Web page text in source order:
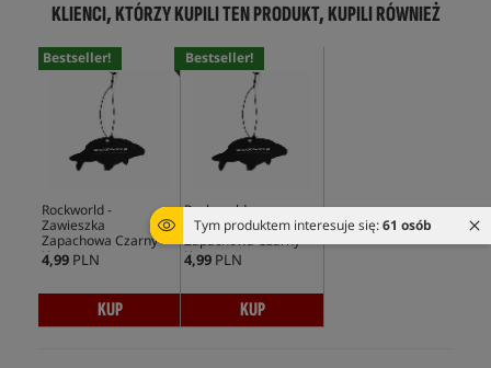
Tym produktem interesuje się:61 osób
KLIENCI, KTÓRZY KUPILI TEN PRODUKT, KUPILI RÓWNIEŻ
Bestseller!
Rockworld -
Zawieszka
Zapachowa Czarny
Karp
4,99 PLN
KUP
Bestseller!
Rockworld -
Zawieszka
Zapachowa Czarny
Karp
4,99 PLN
KUP